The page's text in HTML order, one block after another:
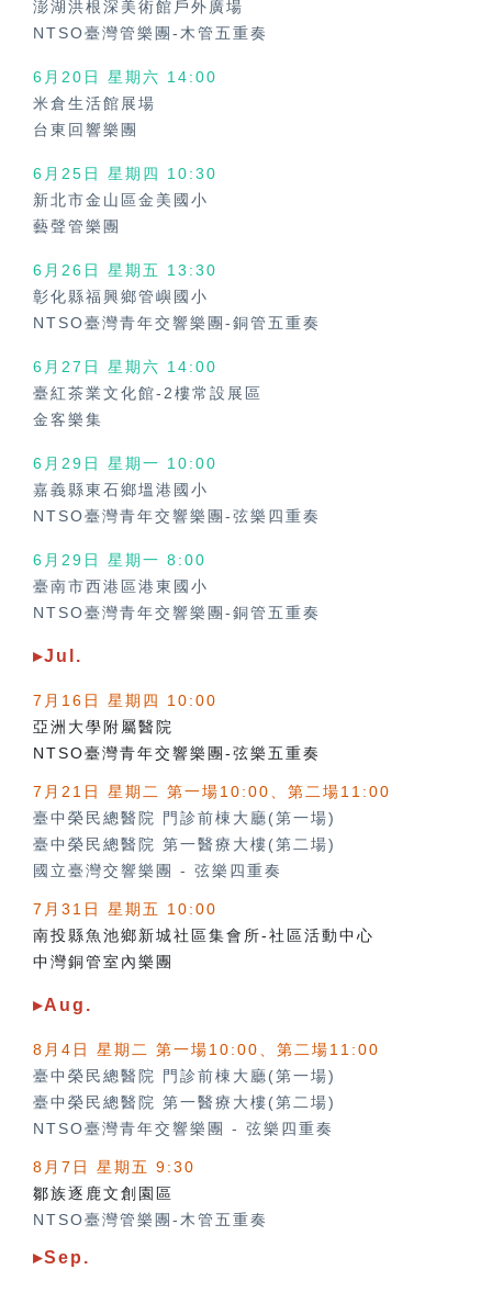
澎湖洪根深美術館戶外廣場
NTSO臺灣管樂團-木管五重奏
6月20日 星期六 14:00
米倉生活館展場
台東回響樂團
6月25日 星期四
10:30
新北市金山區金美國小
藝聲管樂團
6月26日 星期五
13:30
彰化縣福興鄉管嶼國小
NTSO臺灣青年交響樂團-銅管五重奏
6月27日 星期六 14:00
臺紅茶業文化館-2樓常設展區
金客樂集
6月29日 星期一 10:00
嘉義縣東石鄉塭港國小
NTSO臺灣青年交響樂團-弦樂四重奏
6月29日 星期一 8:00
臺南市西港區港東國小
NTSO臺灣青年交響樂團-銅管五重奏
▸Jul.
7月16日 星期四 10:00
亞洲大學附屬醫院
NTSO臺灣青年交響樂團-弦樂五重奏
7月21日 星期二 第一場10:00、第二場11:00
臺中榮民總醫院 門診前棟大廳(第一場)
臺中榮民總醫院 第一醫療大樓(第二場)
國立臺灣交響樂團 - 弦樂四重奏
7月31日 星期五 10:00
南投縣魚池鄉新城社區集會所-社區活動中心
中灣銅管室內樂團
▸Aug.
8月4日 星期二 第一場10:00、第二場11:00
臺中榮民總醫院 門診前棟大廳(第一場)
臺中榮民總醫院 第一醫療大樓(第二場)
NTSO臺灣青年交響樂團 - 弦樂四重奏
8月7日 星期五 9:30
鄒族逐鹿文創園區
NTSO臺灣管樂團-木管五重奏
▸Sep.